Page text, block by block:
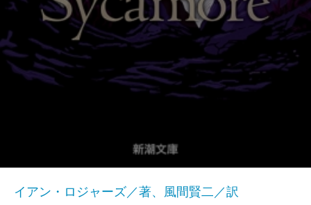
イアン・ロジャーズ／著、風間賢二／訳